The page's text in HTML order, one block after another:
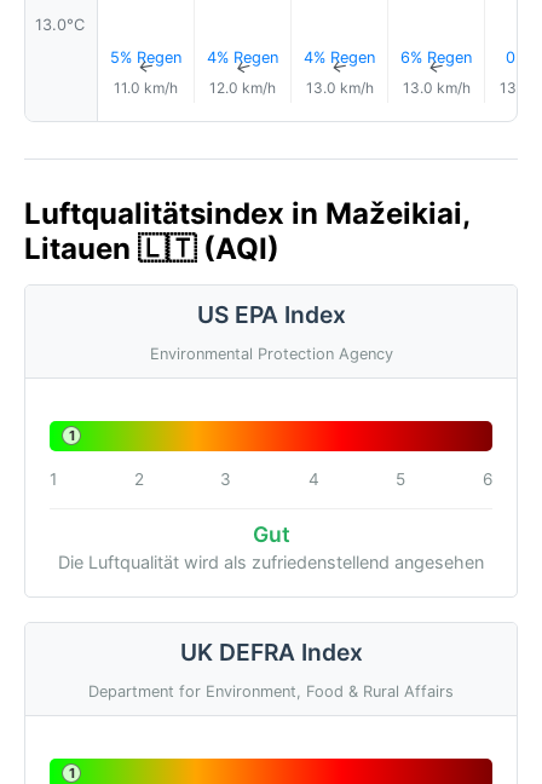
13.0°C
5% Regen
↑
11.0 km/h
4% Regen
↑
12.0 km/h
4% Regen
↑
13.0 km/h
6% Regen
↑
13.0 km/h
0.0
13.0
Luftqualitätsindex in Mažeikiai,
Litauen 🇱🇹 (AQI)
US EPA Index
Environmental Protection Agency
1
1 2 3 4 5 6
Gut
Die Luftqualität wird als zufriedenstellend angesehen
UK DEFRA Index
Department for Environment, Food & Rural Affairs
1